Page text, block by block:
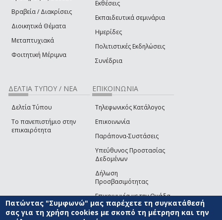
Βραβεία / Διακρίσεις
Διοικητικά Θέματα
Μεταπτυχιακά
Φοιτητική Μέριμνα
Εκθέσεις
Εκπαιδευτικά σεμινάρια
Ημερίδες
Πολιτιστικές Εκδηλώσεις
Συνέδρια
ΔΕΛΤΙΑ ΤΥΠΟΥ / ΝΕΑ
Δελτία Τύπου
Το πανεπιστήμιο στην
επικαιρότητα
ΕΠΙΚΟΙΝΩΝΙΑ
Τηλεφωνικός Κατάλογος
Επικοινωνία
Παράπονα-Συστάσεις
Υπεύθυνος Προστασίας
Δεδομένων
Δήλωση
Προσβασιμότητας
Επικοινωνία με την Ομάδα
Ανάπτυξης του site(link sends e-mail)
Πατώντας "Συμφωνώ" μας παρέχετε τη συγκατάθεσή
σας για τη χρήση cookies με σκοπό τη μέτρηση και την